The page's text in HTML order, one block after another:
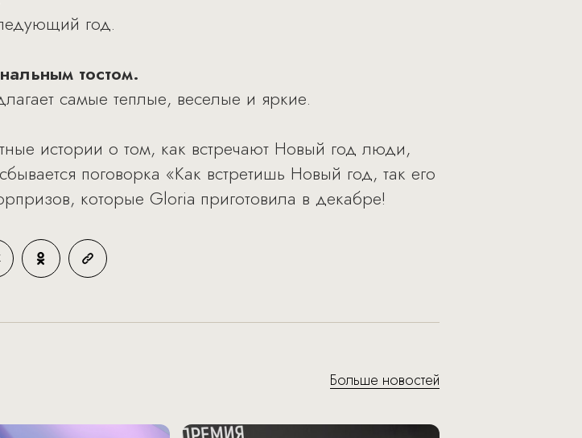
год.
тостом.
самые теплые, веселые и яркие.
истории о том, как встречают Новый год люди,
поговорка «Как встретишь Новый год, так его
которые Gloria приготовила в декабре!
Больше новостей